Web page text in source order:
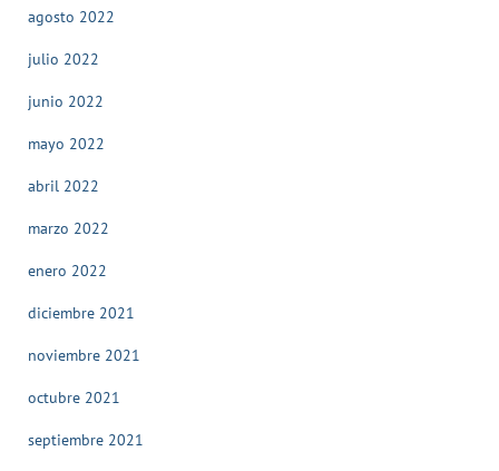
agosto 2022
julio 2022
junio 2022
mayo 2022
abril 2022
marzo 2022
enero 2022
diciembre 2021
noviembre 2021
octubre 2021
septiembre 2021